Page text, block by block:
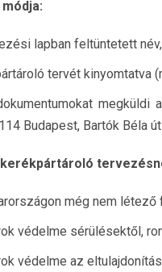
lapban feltüntetett
tervét kinyomtatva
megküldi
Budapest, Bartók Béla
kerékpártároló
még nem
védelme sérülésektől,
védelme az